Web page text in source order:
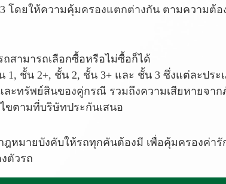
โดยให้ความคุ้มครองแตกต่างกัน ตามความต้
สามารถเลือกซื้อหรือไม่ซื้อก็ได้
1, ชั้น 2+, ชั้น 2, ชั้น 3+ และ ชั้น 3 ซึ่งแต่ละปร
ะทรัพย์สินของคู่กรณี รวมถึงความเสียหายจา
ขตามที่บริษัทประกันเสนอ
ฎหมายบังคับให้รถทุกคันต้องมี เพื่อคุ้มครองค่า
ตัวรถ